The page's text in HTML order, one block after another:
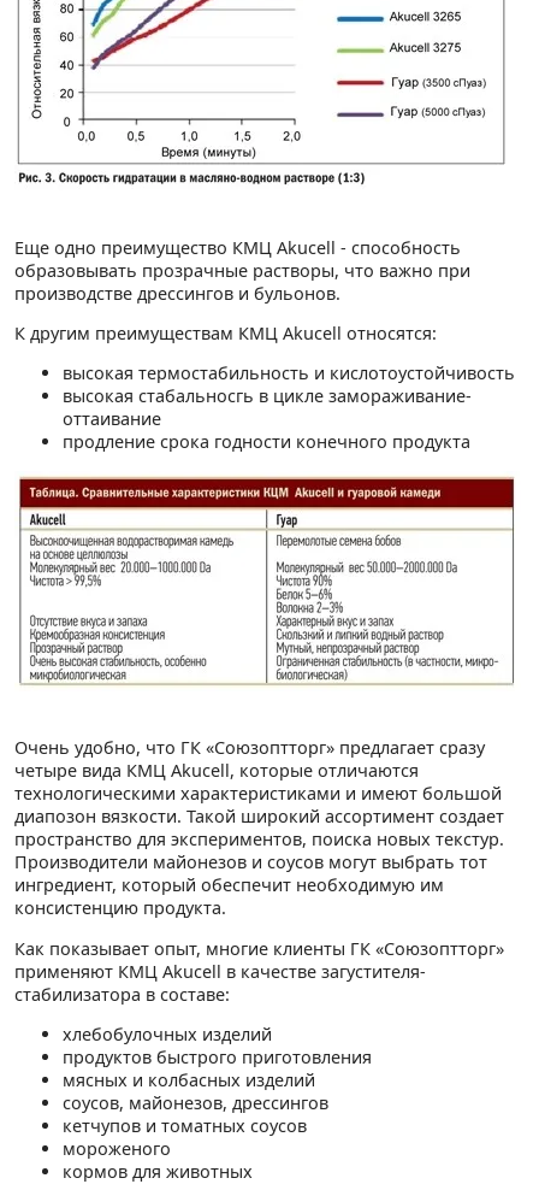
Еще одно преимущество КМЦ Akucell - способность
образовывать прозрачные растворы, что важно при
производстве дрессингов и бульонов.
К другим преимуществам КМЦ Akucell относятся:
высокая термостабильность и кислотоустойчивость
высокая стабальносгь в цикле замораживание-
оттаивание
продление срока годности конечного продукта
Очень удобно, что ГК «Союзоптторг» предлагает сразу
четыре вида КМЦ Akucell, которые отличаются
технологическими характеристиками и имеют большой
диапозон вязкости. Такой широкий ассортимент создает
пространство для экспериментов, поиска новых текстур.
Производители майонезов и соусов могут выбрать тот
ингредиент, который обеспечит необходимую им
консистенцию продукта.
Как показывает опыт, многие клиенты ГК «Союзоптторг»
применяют КМЦ Akucell в качестве загустителя-
стабилизатора в составе:
хлебобулочных изделий
продуктов быстрого приготовления
мясных и колбасных изделий
соусов, майонезов, дрессингов
кетчупов и томатных соусов
мороженого
кормов для животных